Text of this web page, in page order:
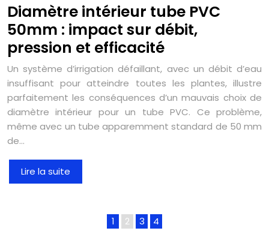
Diamètre intérieur tube PVC
50mm : impact sur débit,
pression et efficacité
Un système d’irrigation défaillant, avec un débit d’eau
insuffisant pour atteindre toutes les plantes, illustre
parfaitement les conséquences d’un mauvais choix de
diamètre intérieur pour un tube PVC. Ce problème,
même avec un tube apparemment standard de 50 mm
de…
Lire la suite
1 2 3 4